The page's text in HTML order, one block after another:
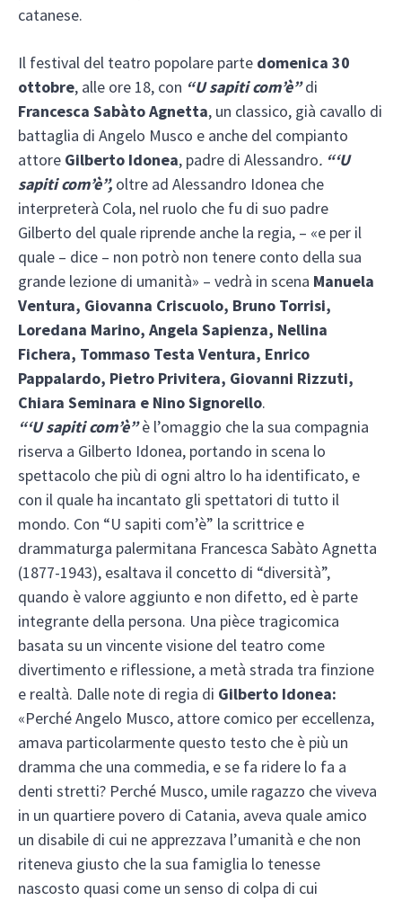
catanese.
Il festival del teatro popolare parte domenica 30
ottobre, alle ore 18, con “U sapiti com’è”di
Francesca Sabàto Agnetta, un classico, già cavallo di
battaglia di Angelo Musco e anche del compianto
attore Gilberto Idonea, padre di Alessandro. “‘U
sapiti com’è”, oltre ad Alessandro Idonea che
interpreterà Cola, nel ruolo che fu di suo padre
Gilberto del quale riprende anche la regia, – «e per il
quale – dice – non potrò non tenere conto della sua
grande lezione di umanità» – vedrà in scena Manuela
Ventura, Giovanna Criscuolo, Bruno Torrisi,
Loredana Marino, Angela Sapienza, Nellina
Fichera, Tommaso Testa Ventura, Enrico
Pappalardo, Pietro Privitera, Giovanni Rizzuti,
Chiara Seminara e Nino Signorello.
“‘U sapiti com’è”è l’omaggio che la sua compagnia
riserva a Gilberto Idonea, portando in scena lo
spettacolo che più di ogni altro lo ha identificato, e
con il quale ha incantato gli spettatori di tutto il
mondo. Con “U sapiti com’è” la scrittrice e
drammaturga palermitana Francesca Sabàto Agnetta
(1877-1943), esaltava il concetto di “diversità”,
quando è valore aggiunto e non difetto, ed è parte
integrante della persona. Una pièce tragicomica
basata su un vincente visione del teatro come
divertimento e riflessione, a metà strada tra finzione
e realtà. Dalle note di regia di Gilberto Idonea:
«Perché Angelo Musco, attore comico per eccellenza,
amava particolarmente questo testo che è più un
dramma che una commedia, e se fa ridere lo fa a
denti stretti? Perché Musco, umile ragazzo che viveva
in un quartiere povero di Catania, aveva quale amico
un disabile di cui ne apprezzava l’umanità e che non
riteneva giusto che la sua famiglia lo tenesse
nascosto quasi come un senso di colpa di cui